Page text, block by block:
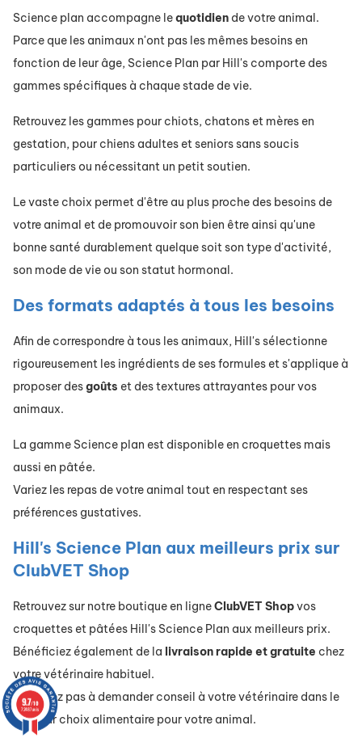
Science plan accompagne lequotidien de votre animal.
Parce que les animaux n'ont pas les mêmes besoins en
fonction de leur âge, Science Plan par Hill's comporte des
gammes spécifiques à chaque stade de vie.
Retrouvez les gammes pour chiots, chatons et mères en
gestation, pour chiens adultes et seniors sans soucis
particuliers ou nécessitant un petit soutien.
Le vaste choix permet d'être au plus proche des besoins de
votre animal et de promouvoir son bien être ainsi qu'une
bonne santé durablement quelque soit son type d'activité,
son mode de vie ou son statut hormonal.
Des formats adaptés à tous les besoins
Afin de correspondre à tous les animaux, Hill's sélectionne
rigoureusement les ingrédients de ses formules et s'applique à
proposer desgoûts et des textures attrayantes pour vos
animaux.
La gamme Science plan est disponible en croquettes mais
aussi en pâtée.
Variez les repas de votre animal tout en respectant ses
préférences gustatives.
Hill's Science Plan aux meilleurs prix sur
ClubVET Shop
Retrouvez sur notre boutique en ligneClubVET Shopvos
croquettes et pâtées Hill's Science Plan aux meilleurs prix.
Bénéficiez également de la livraisonrapide etgratuite chez
votre vétérinaire habituel.
N'hésitez pas à demander conseil à votre vétérinaire dans le
meilleur choix alimentaire pour votre animal.
9.7/10
72487 avis